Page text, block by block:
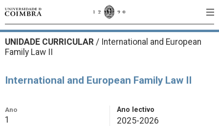
UNIDADE CURRICULAR / International and European
Family Law II
International and European Family Law II
Ano
1
Ano lectivo
2025-2026